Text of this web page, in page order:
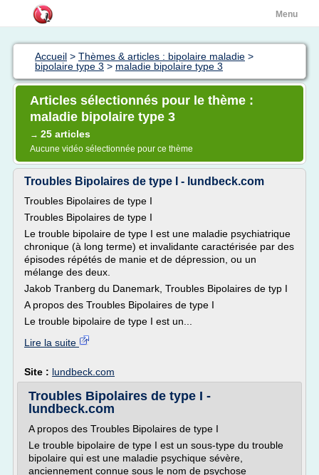
Menu
Accueil > Thèmes & articles : bipolaire maladie >
bipolaire type 3 > maladie bipolaire type 3
Articles sélectionnés pour le thème :
maladie bipolaire type 3
→ 25 articles
Aucune vidéo sélectionnée pour ce thème
Troubles Bipolaires de type I - lundbeck.com
Troubles Bipolaires de type I
Troubles Bipolaires de type I
Le trouble bipolaire de type I est une maladie psychiatrique
chronique (à long terme) et invalidante caractérisée par des
épisodes répétés de manie et de dépression, ou un
mélange des deux.
Jakob Tranberg du Danemark, Troubles Bipolaires de typ I
A propos des Troubles Bipolaires de type I
Le trouble bipolaire de type I est un...
Lire la suite
Site : lundbeck.com
Troubles Bipolaires de type I -
lundbeck.com
A propos des Troubles Bipolaires de type I
Le trouble bipolaire de type I est un sous-type du trouble
bipolaire qui est une maladie psychique sévère,
anciennement connue sous le nom de psychose